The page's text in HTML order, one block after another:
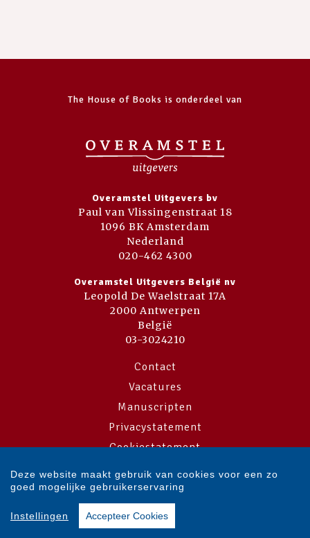
The House of Books is onderdeel van
Overamstel Uitgevers bv
Paul van Vlissingenstraat 18
1096 BK Amsterdam
Nederland
020-462 4300
Overamstel Uitgevers België nv
Leopold De Waelstraat 17A
2000 Antwerpen
België
03-3024210
Contact
Vacatures
Manuscripten
Privacystatement
Cookiestatement
Cookie-instellingen
Copyright © 2007-2026 Overamstel Uitgevers - Alle rechten voorbehouden
- Ontwerp door
Deze website maakt gebruik van cookies voor een zo
goed mogelijke gebruikerservaring
Instellingen Accepteer Cookies